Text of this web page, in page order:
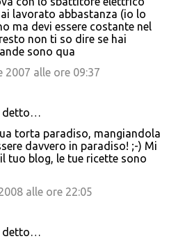
lavorato abbastanza (io lo
ma devi essere costante nel
non ti so dire se hai
sono qua
2007 alle ore 09:37
detto…
torta paradiso, mangiandola
davvero in paradiso! ;-) Mi
tuo blog, le tue ricette sono
alle ore 22:05
detto…